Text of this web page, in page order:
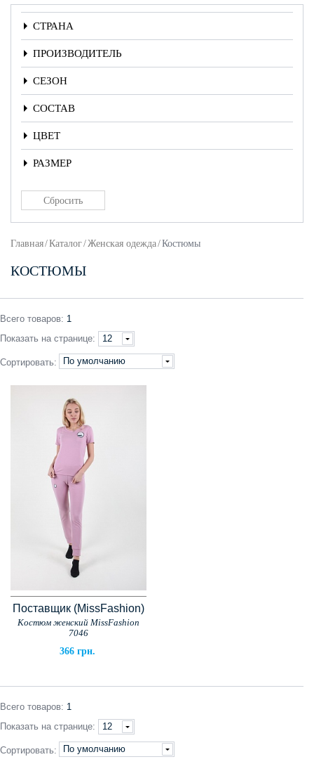
СТРАНА
ПРОИЗВОДИТЕЛЬ
СЕЗОН
СОСТАВ
ЦВЕТ
РАЗМЕР
Главная/Каталог/Женская одежда/Костюмы
КОСТЮМЫ
Всего товаров: 1
Показать на странице: 12
Сортировать: По умолчанию
Поставщик (MissFashion)
Костюм женский MissFashion
7046
366 грн.
Всего товаров: 1
Показать на странице: 12
Сортировать: По умолчанию